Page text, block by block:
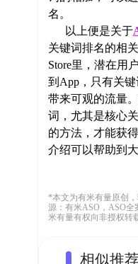
名。
以上便是关于
关键词排名的相
Store里，潜在用
到App，只有关
带来可观的流量
词，尤其是核心
的方法，才能获
介绍可以帮助到大
*本文为有米有量原创
源：有米ASO，ASO全
米有量有权向非授权转
相似推